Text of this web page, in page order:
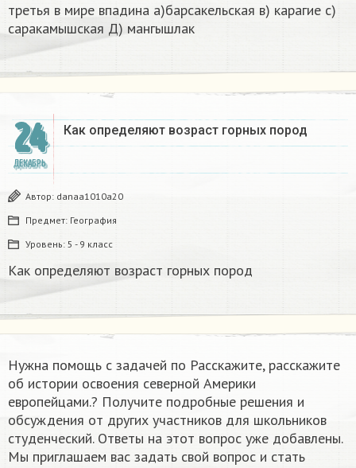
третья в мире впадина а)барсакельская в) карагие с)
саракамышская Д) мангышлак​
24
ДЕКАБРЬ
Как определяют возраст горных пород
Автор: danaa1010a20
Предмет: География
Уровень: 5 - 9 класс
Как определяют возраст горных пород
Нужна помощь с задачей по Расскажите, расскажите
об истории освоения северной Америки
европейцами.? Получите подробные решения и
обсуждения от других участников для школьников
студенческий. Ответы на этот вопрос уже добавлены.
Мы приглашаем вас задать свой вопрос и стать